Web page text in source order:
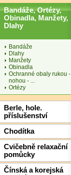
Bandáže, Ortézy,
Obinadla, Manžety,
Dlahy
Bandáže
Dlahy
Manžety
Obinadla
Ochranné obaly rukou -
nohou - ...
Ortézy
Berle, hole.
příslušenství
Chodítka
Cvičebně relaxační
pomůcky
Čínská a korejská
Detail